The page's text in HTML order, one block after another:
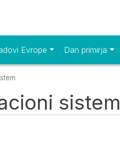
Evrope Dan primirja
sistem